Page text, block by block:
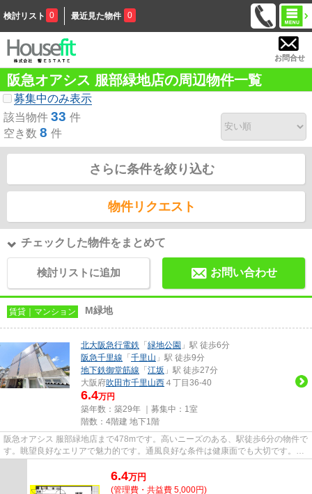
検討リスト 0 最近見た物件 0
お問合せ
阪急オアシス 服部緑地店の周辺物件一覧
募集中のみ表示
該当物件 33 件
空き数 8 件
さらに条件を絞り込む
物件リクエスト
チェックした物件をまとめて
検討リストに追加 お問い合わせ
賃貸｜マンション M緑地
北大阪急行電鉄 「 緑地公園 」駅 徒歩6分
阪急千里線 「 千里山 」駅 徒歩9分
地下鉄御堂筋線 「 江坂 」駅 徒歩27分
大阪府吹田市千里山西 ４丁目36-40
6.4万円
築年数：築29年 ｜募集中： 1室
階数：4階建 地下1階
阪急オアシス 服部緑地店まで478mです。高いニーズのある、駅徒歩6分の物件で
す。眺望良好なエリアで魅力的です。通風良好な条件は健康面でも大切です。そ
6.4万円
(管理費・共益費 5,000円)